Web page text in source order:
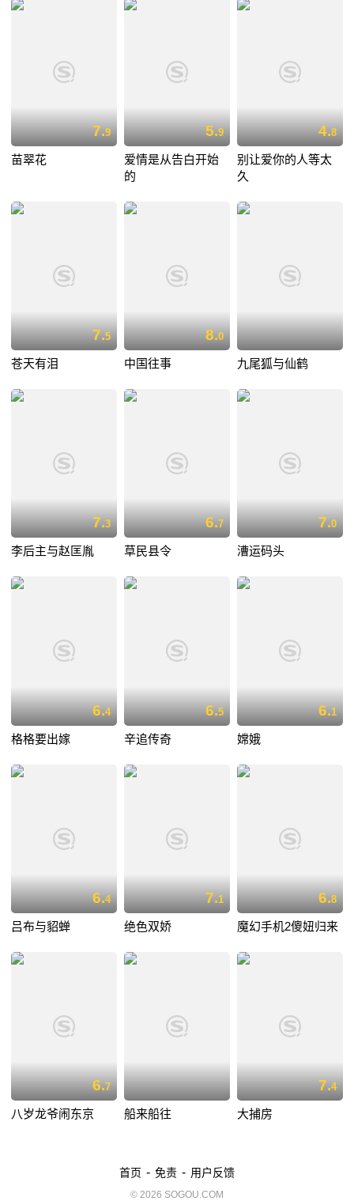
7.9
苗翠花
5.9
爱情是从告白开始
的
4.8
别让爱你的人等太
久
7.5
苍天有泪
8.0
中国往事 九尾狐与仙鹤
7.3
李后主与赵匡胤
6.7
草民县令
7.0
漕运码头
6.4
格格要出嫁
6.5
辛追传奇
6.1
嫦娥
6.4
吕布与貂蝉
7.1
绝色双娇
6.8
魔幻手机2傻妞归来
6.7
八岁龙爷闹东京 船来船往
7.4
大捕房
首页 - 免责 - 用户反馈
© 2026 SOGOU.COM